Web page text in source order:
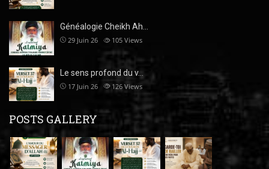
Généalogie Cheikh Ah…
29 Juin 26 105 Views
Le sens profond du v…
17 Juin 26 126 Views
POSTS GALLERY